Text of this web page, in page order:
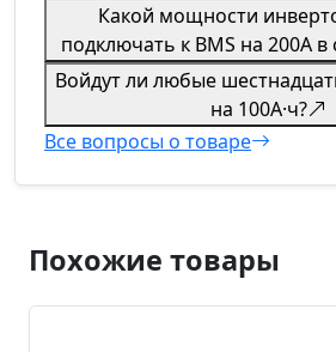
Какой мощности
подключать к BMS на 200А в
Войдут ли любые
на 100А·ч?
Все вопросы о товаре
Похожие товары